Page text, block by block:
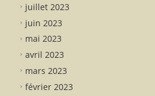
juillet 2023
juin 2023
mai 2023
avril 2023
mars 2023
février 2023